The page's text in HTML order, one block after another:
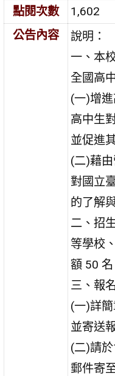
點閱次數
1,602
公告內容
說明：
一、本
全國高
(一)增
高中生
並促進
(二)藉
對國立
的了解
二、招
等學校
額 50 名
三、報
(一)詳
並寄送
(二)請
郵件寄